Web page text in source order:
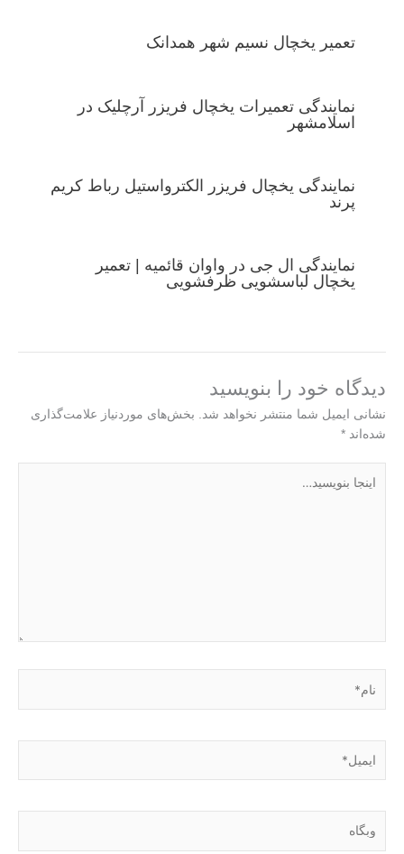
تعمیر یخچال نسیم شهر همدانک
نمایندگی تعمیرات یخچال فریزر آرچلیک در
اسلامشهر
نمایندگی یخچال فریزر الکترواستیل رباط کریم
پرند
نمایندگی ال جی در واوان قائمیه | تعمیر
یخچال لباسشویی ظرفشویی
دیدگاه‌ خود را بنویسید
نشانی ایمیل شما منتشر نخواهد شد.
بخش‌های موردنیاز علامت‌گذاری
شده‌اند *
بنویسید…